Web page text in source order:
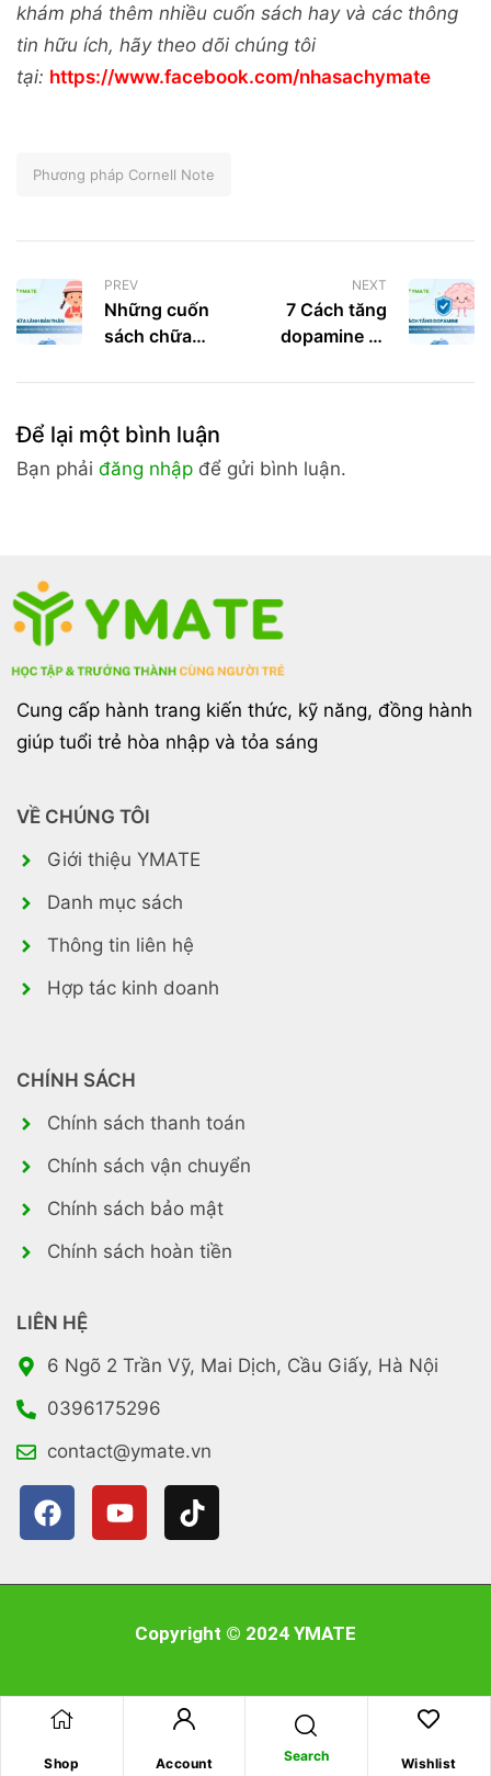
khám phá thêm nhiều cuốn sách hay và các thông
tin hữu ích, hãy theo dõi chúng tôi
tại: https://www.facebook.com/nhasachymate
Phương pháp Cornell Note
PREV
Những cuốn
sách chữa
giúp bạn tìm
NEXT
7 Cách tăng
dopamine tự
thiện tinh thần
Để lại một bình luận
Bạn phải đăng nhập để gửi bình luận.
Shop Account Search Wishlist
Cung cấp hành trang kiến thức, kỹ năng, đồng hành
giúp tuổi trẻ hòa nhập và tỏa sáng
VỀ CHÚNG TÔI
Giới thiệu YMATE
Danh mục sách
Thông tin liên hệ
Hợp tác kinh doanh
CHÍNH SÁCH
Chính sách thanh toán
Chính sách vận chuyển
Chính sách bảo mật
Chính sách hoàn tiền
LIÊN HỆ
6 Ngõ 2 Trần Vỹ, Mai Dịch, Cầu Giấy, Hà Nội
0396175296
contact@ymate.vn
Copyright © 2024 YMATE